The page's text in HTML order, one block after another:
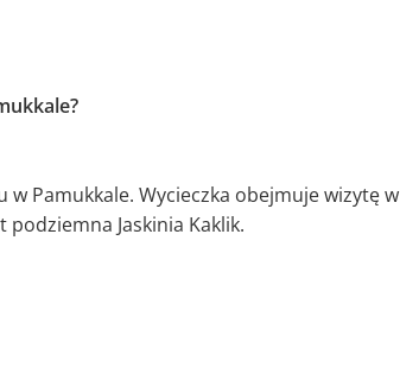
Pamukkale. Wycieczka obejmuje wizytę w
Jaskinia Kaklik.